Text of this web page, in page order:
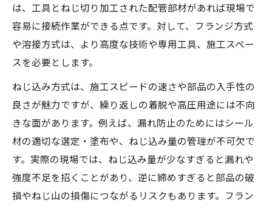
は、工具とねじ切り加工された配管部材があれば現場で
容易に接続作業ができる点です。対して、フランジ方式
や溶接方式は、より高度な技術や専用工具、施工スペー
スを必要とします。
ねじ込み方式は、施工スピードの速さや部品の入手性の
良さが魅力ですが、繰り返しの着脱や高圧用途には不向
きな面があります。例えば、漏れ防止のためにはシール
材の適切な選定・塗布や、ねじ込み量の管理が不可欠で
す。実際の現場では、ねじ込み量が少なすぎると漏れや
強度不足を招くことがあり、逆に締めすぎると部品の破
損やねじ山の損傷につながるリスクもあります。フラン